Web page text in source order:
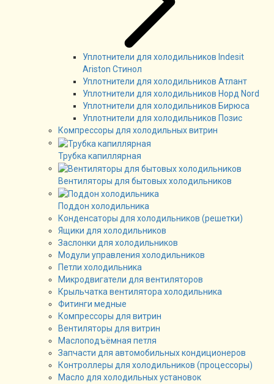
Уплотнители для холодильников Indesit
Ariston Стинол
Уплотнители для холодильников Атлант
Уплотнители для холодильников Норд Nord
Уплотнители для холодильников Бирюса
Уплотнители для холодильников Позис
Компрессоры для холодильных витрин
Трубка капиллярная
Вентиляторы для бытовых холодильников
Поддон холодильника
Конденсаторы для холодильников (решетки)
Ящики для холодильников
Заслонки для холодильников
Модули управления холодильников
Петли холодильника
Микродвигатели для вентиляторов
Крыльчатка вентилятора холодильника
Фитинги медные
Компрессоры для витрин
Вентиляторы для витрин
Маслоподъёмная петля
Запчасти для автомобильных кондиционеров
Контроллеры для холодильников (процессоры)
Масло для холодильных установок